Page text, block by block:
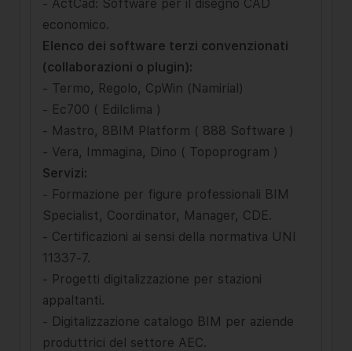
- ActCad: Software per il disegno CAD
economico.
Elenco dei software terzi convenzionati
(collaborazioni o plugin):
- Termo, Regolo, CpWin (Namirial)
- Ec700 ( Edilclima )
- Mastro, 8BIM Platform ( 888 Software )
- Vera, Immagina, Dino ( Topoprogram )
Servizi:
- Formazione per figure professionali BIM
Specialist, Coordinator, Manager, CDE.
- Certificazioni ai sensi della normativa UNI
11337-7.
- Progetti digitalizzazione per stazioni
appaltanti.
- Digitalizzazione catalogo BIM per aziende
produttrici del settore AEC.